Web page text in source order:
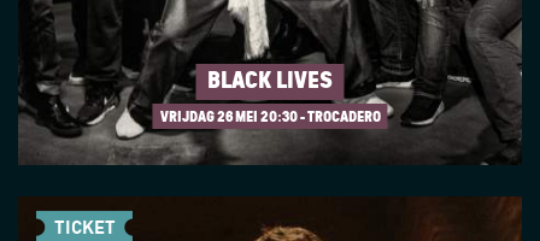
BLACK LIVES
VRIJDAG 26 MEI 20:30 - TROCADERO
TICKET